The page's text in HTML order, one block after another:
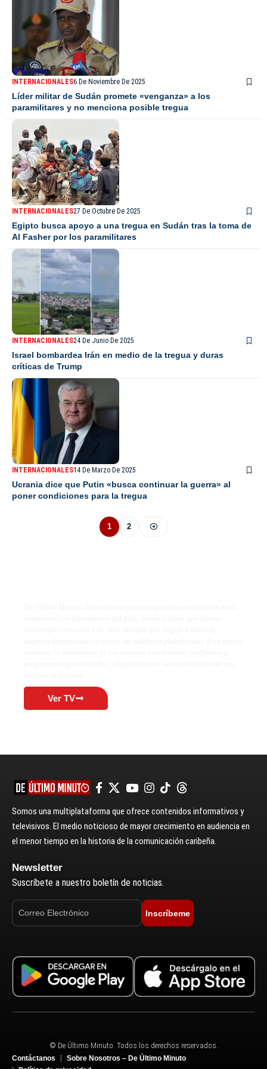
INTERNACIONALES6 De Noviembre De 2025
Líder militar de Sudán promete «venganza» a los
paramilitares y no menciona posible tregua
INTERNACIONALES27 De Octubre De 2025
Egipto busca apoyo a una tregua en Sudán tras la toma de
Al Fasher por los paramilitares
INTERNACIONALES24 De Junio De 2025
Israel bombardea Irán en medio de la tregua y duras
críticas de Trump
INTERNACIONALES14 De Marzo De 2025
Ucrania dice que Putin «busca continuar la guerra» al
poner condiciones para la tregua
1 2
Ver TV
Somos una multiplataforma que ofrece contenidos informativos y
televisivos. El medio noticioso de mayor crecimiento en audiencia en
el menor tiempo en la historia de la comunicación caribeña.
Newsletter
Suscríbete a nuestro boletín de noticias.
Inscríbeme
© De Último Minuto. Todos los derechos reservados.
Contáctanos
Sobre Nosotros – De Último Minuto